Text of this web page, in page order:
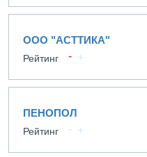
ООО "АСТТИКА"
Рейтинг
ПЕНОПОЛ
Рейтинг